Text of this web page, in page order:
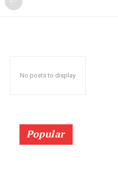
No posts to display
Popular